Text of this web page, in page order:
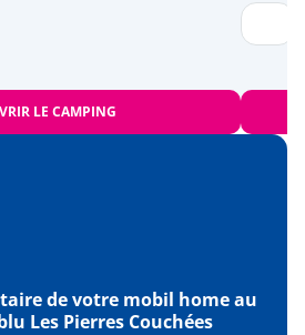
LE CAMPING
de votre mobil home au
Les Pierres Couchées